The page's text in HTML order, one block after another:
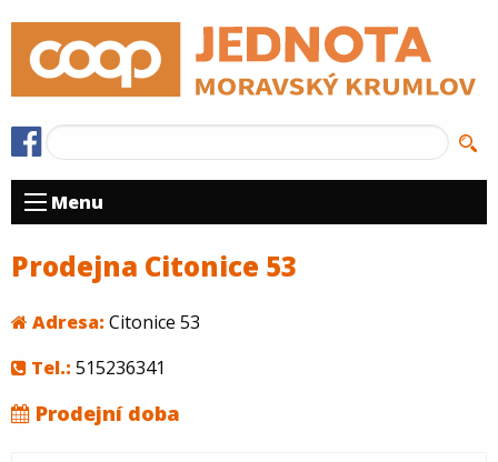
Menu
Prodejna Citonice 53
Adresa: Citonice 53
Tel.: 515236341
Prodejní doba